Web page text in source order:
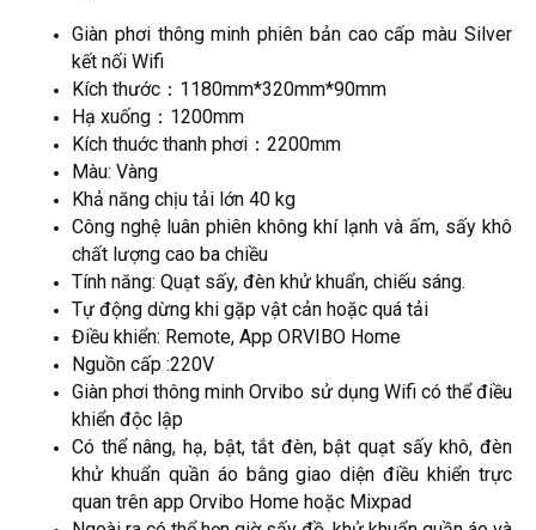
Giàn phơi thông minh phiên bản cao cấp màu Silver
kết nối Wifi
Kích thước：1180mm*320mm*90mm
Hạ xuống：1200mm
Kích thuớc thanh phơi：2200mm
Màu: Vàng
Khả năng chịu tải lớn 40 kg
Công nghệ luân phiên không khí lạnh và ấm, sấy khô
chất lượng cao ba chiều
Tính năng: Quạt sấy, đèn khử khuẩn, chiếu sáng.
Tự động dừng khi gặp vật cản hoặc quá tải
Điều khiển: Remote, App ORVIBO Home
Nguồn cấp :220V
Giàn phơi thông minh Orvibo sử dụng Wifi có thể điều
khiển độc lập
Có thể nâng, hạ, bật, tắt đèn, bật quạt sấy khô, đèn
khử khuẩn quần áo bằng giao diện điều khiển trực
quan trên app Orvibo Home hoặc Mixpad